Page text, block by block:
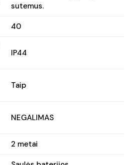
sutemus.
40
IP44
Taip
NEGALIMAS
2 metai